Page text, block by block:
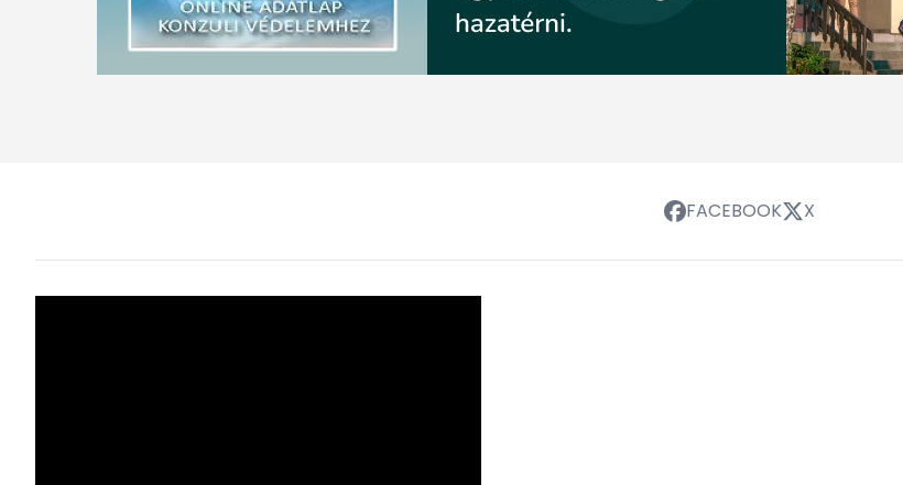
FACEBOOK X